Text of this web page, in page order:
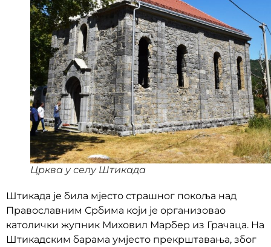
Црква у селу Штикада
Штикада је била мјесто страшног покоља над
Православним Србима који је организовао
католички жупник Миховил Марбер из Грачаца. На
Штикадским барама умјесто прекрштавања, због